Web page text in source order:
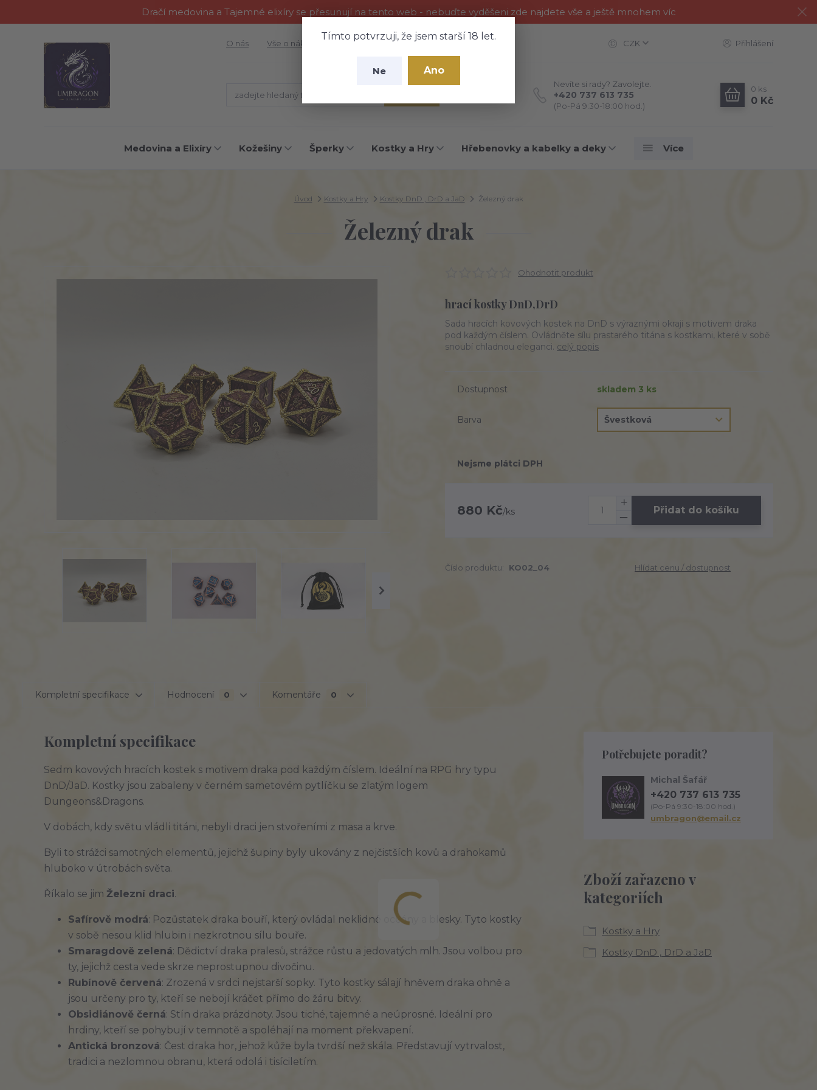
Dračí medovina a Tajemné elixíry se přesunují na tento web - nebuďte vyděšeni zde najdete vše a ještě mnohem víc
Tímto potvrzuji, že jsem starší 18 let.
Ne Ano
O nás Vše o nákupu Fotogalerie Kontakty CZK Přihlášení
Nevíte si rady? Zavolejte.
+420 737 613 735
(Po-Pá 9:30-18:00 hod.)
0 ks
0 Kč
Medovina a Elixíry Kožešiny Šperky Kostky a Hry Hřebenovky a kabelky a deky Více
Úvod Kostky a Hry Kostky DnD , DrD a JaD Železný drak
Železný drak
Ohodnotit produkt
hrací kostky DnD,DrD
Sada hracích kovových kostek na DnD s výraznými okraji s motivem draka
pod každým číslem. Ovládněte sílu prastarého titána s kostkami, které v sobě
snoubí chladnou eleganci. celý popis
Dostupnost skladem 3 ks
Barva
Nejsme plátci DPH
880 Kč/ks Přidat do košíku
Číslo produktu: KO02_04 Hlídat cenu / dostupnost
Kompletní specifikace Hodnocení 0 Komentáře 0
Kompletní specifikace
Sedm kovových hracích kostek s motivem draka pod každým číslem. Ideální na RPG hry typu
DnD/JaD. Kostky jsou zabaleny v černém sametovém pytlíčku se zlatým logem
Dungeons&Dragons.
V dobách, kdy světu vládli titáni, nebyli draci jen stvořeními z masa a krve.
Byli to strážci samotných elementů, jejichž šupiny byly ukovány z nejčistších kovů a drahokamů
hluboko v útrobách světa.
Říkalo se jim Železní draci.
Safírově modrá: Pozůstatek draka bouří, který ovládal neklidné oceány a blesky. Tyto kostky
v sobě nesou klid hlubin i nezkrotnou sílu bouře.
Smaragdově zelená: Dědictví draka pralesů, strážce růstu a jedovatých mlh. Jsou volbou pro
ty, jejichž cesta vede skrze neprostupnou divočinu.
Rubínově červená: Zrozená v srdci nejstarší sopky. Tyto kostky sálají hněvem draka ohně a
jsou určeny pro ty, kteří se nebojí kráčet přímo do žáru bitvy.
Obsidiánově černá: Stín draka prázdnoty. Jsou tiché, tajemné a neúprosné. Ideální pro
hrdiny, kteří se pohybují v temnotě a spoléhají na moment překvapení.
Antická bronzová: Čest draka hor, jehož kůže byla tvrdší než skála. Představují vytrvalost,
tradici a nezlomnou obranu, která odolá i tisíciletím.
Zboží zařazeno v
kategoriích
Kostky a Hry
Kostky DnD , DrD a JaD
Potřebujete poradit?
Michal Šafář
+420 737 613 735
(Po-Pá 9:30-18:00 hod.)
umbragon@email.cz